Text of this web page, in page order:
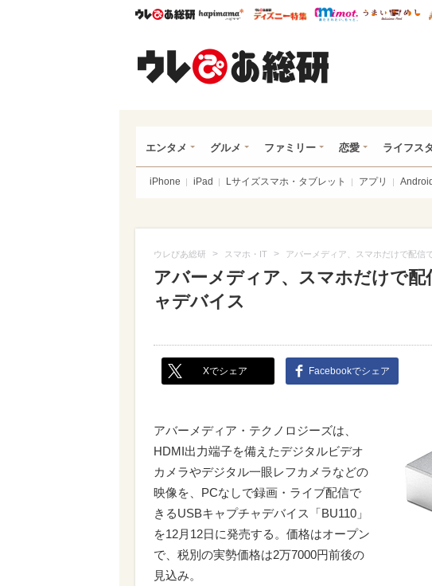
ウレぴあ総研ハピママ* ウレぴあ総研 ディズ
mimot.
エンタメ グルメ ファミリー 恋愛 ライフス
iPhone iPad Lサイズスマホ・タブレット アプリ Android
ウレぴあ総研 > スマホ・IT > アバーメディア、スマホだけで配信
アバーメディア、スマホだけで
ャデバイス
Xでシェア Facebookでシェア
アバーメディア・テクノロジーズは、
HDMI出力端子を備えたデジタルビデオ
カメラやデジタル一眼レフカメラなどの
映像を、PCなしで録画・ライブ配信で
きるUSBキャプチャデバイス「BU110」
を12月12日に発売する。価格はオープン
で、税別の実勢価格は2万7000円前後の
見込み。